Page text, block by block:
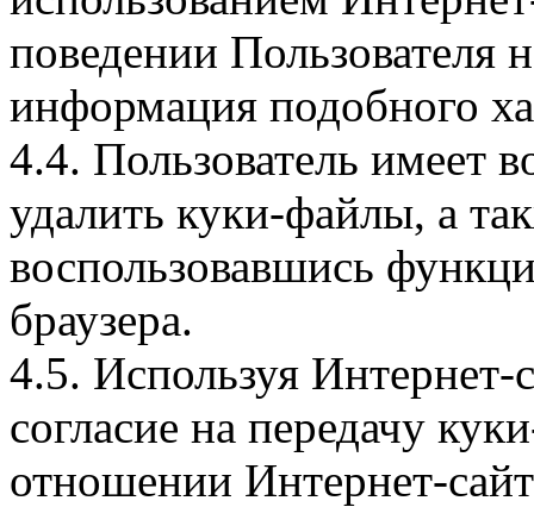
поведении Пользователя
информация подобного
4.4. Пользователь имеет
удалить куки-файлы, а
воспользовавшись
браузера.
4.5. Используя Интернет-
согласие на передачу
отношении Интернет-